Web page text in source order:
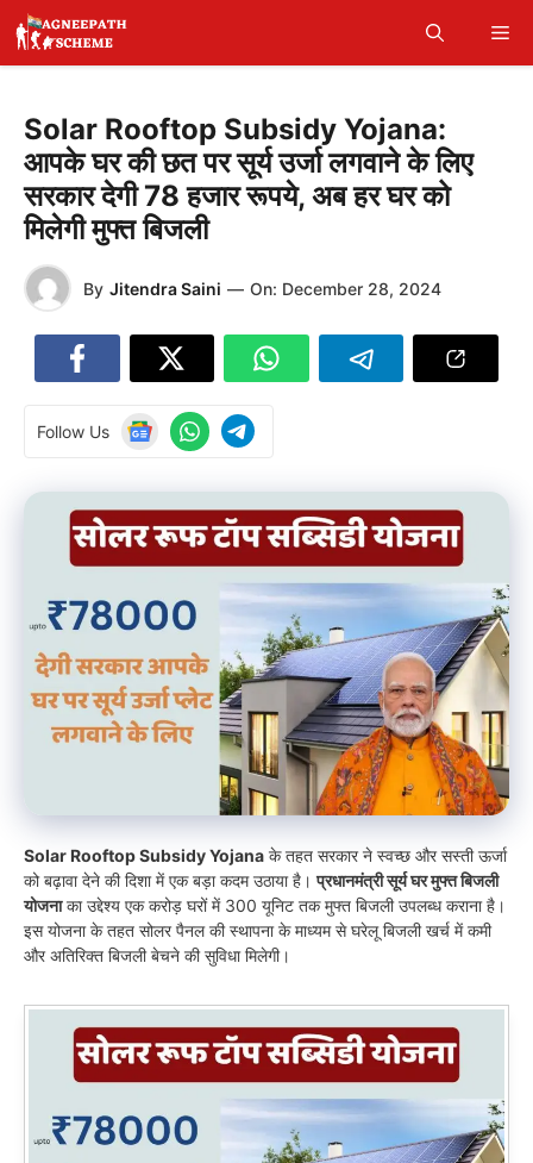
Skip
content
Solar Rooftop Subsidy Yojana:
आपके घर की छत पर सूर्य उर्जा लगवाने के लिए
सरकार देगी 78 हजार रूपये, अब हर घर को
मिलेगी मुफ्त बिजली
By Jitendra Saini — On: December 28, 2024
Follow Us
Solar Rooftop Subsidy Yojana के तहत सरकार ने स्वच्छ और सस्ती ऊर्जा
को बढ़ावा देने की दिशा में एक बड़ा कदम उठाया है।प्रधानमंत्री सूर्य घर मुफ्त बिजली
योजनाका उद्देश्य एक करोड़ घरों में 300 यूनिट तक मुफ्त बिजली उपलब्ध कराना है।
इस योजना के तहत सोलर पैनल की स्थापना के माध्यम से घरेलू बिजली खर्च में कमी
और अतिरिक्त बिजली बेचने की सुविधा मिलेगी।